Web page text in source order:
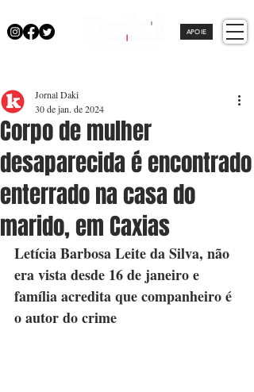
APOIE
Corpo de mulher
desaparecida é encontrado
enterrado na casa do
marido, em Caxias
Jornal Daki
30 de jan. de 2024
Letícia Barbosa Leite da Silva, não
era vista desde 16 de janeiro e
família acredita que companheiro é
o autor do crime